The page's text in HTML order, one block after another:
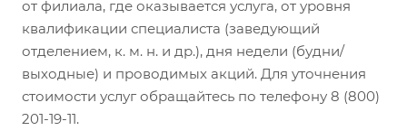
от филиала, где оказывается услуга, от уровня
квалификации специалиста (заведующий
отделением, к. м. н. и др.), дня недели (будни/
выходные) и проводимых акций. Для уточнения
стоимости услуг обращайтесь по телефону 8 (800)
201-19-11.